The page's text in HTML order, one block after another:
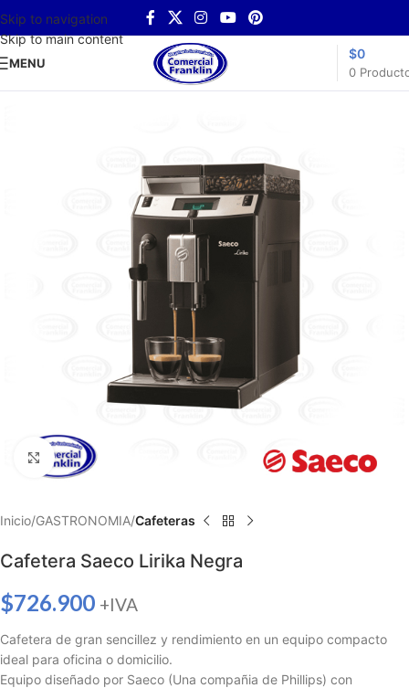
Skip to navigation
Skip to main content
MENU
0
$0
Haga clic para ampliar
Inicio GASTRONOMIA Cafeteras
Cafetera Saeco Lirika Negra
$726.900 +IVA
Cafetera de gran sencillez y rendimiento en un equipo compacto
ideal para oficina o domicilio.
Equipo diseñado por Saeco (Una compañia de Phillips) con